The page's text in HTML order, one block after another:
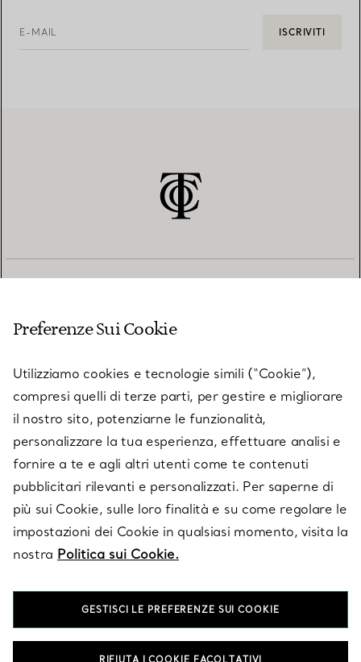
E-MAIL ISCRIVITI
SU TIFFANY & CO.
LEGALE
SEGUICI
Preferenze Sui Cookie
Utilizziamo cookies e tecnologie simili (“Cookie”),
compresi quelli di terze parti, per gestire e migliorare
il nostro sito, potenziarne le funzionalità,
personalizzare la tua esperienza, effettuare analisi e
fornire a te e agli altri utenti come te contenuti
pubblicitari rilevanti e personalizzati. Per saperne di
più sui Cookie, sulle loro finalità e su come regolare le
impostazioni dei Cookie in qualsiasi momento, visita la
nostra Politica sui Cookie.
GESTISCI LE PREFERENZE SUI COOKIE
RIFIUTA I COOKIE FACOLTATIVI